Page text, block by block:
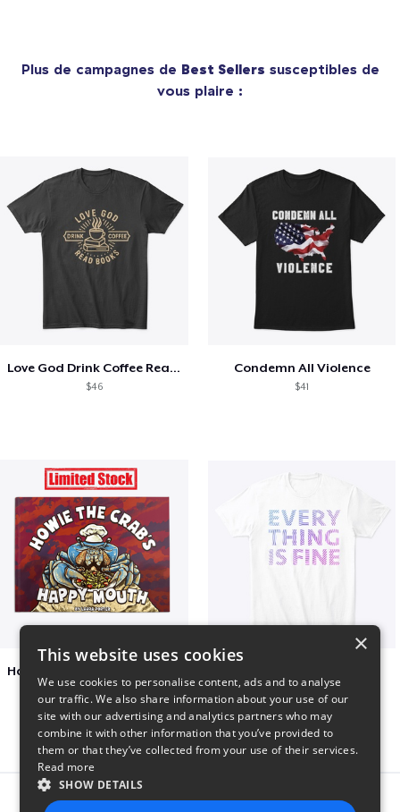
Plus de campagnes de Best Sellers susceptibles de
vous plaire :
Love God Drink Coffee Read Books
$46
Condemn All Violence
$41
Report this product
×
This website uses cookies
We use cookies to personalise content, ads and to analyse
our traffic. We also share information about your use of our
site with our advertising and analytics partners who may
combine it with other information that you’ve provided to
them or that they’ve collected from your use of their services.
Read more
SHOW DETAILS